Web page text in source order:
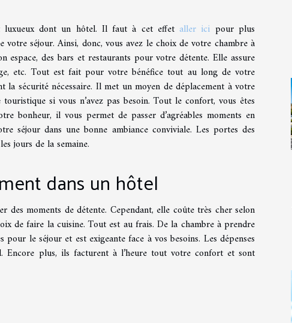
luxueux dont un hôtel. Il faut à cet effet aller ici pour plus
séjour. Ainsi, donc, vous avez le choix de votre chambre à
espace, des bars et restaurants pour votre détente. Elle assure
etc. Tout est fait pour votre bénéfice tout au long de votre
sécurité nécessaire. Il met un moyen de déplacement à votre
si vous n’avez pas besoin. Tout le confort, vous êtes
bonheur, il vous permet de passer d’agréables moments en
séjour dans une bonne ambiance conviviale. Les portes des
jours de la semaine.
dans un hôtel
moments de détente. Cependant, elle coûte très cher selon
de faire la cuisine. Tout est au frais. De la chambre à prendre
le séjour et est exigeante face à vos besoins. Les dépenses
Encore plus, ils facturent à l’heure tout votre confort et sont